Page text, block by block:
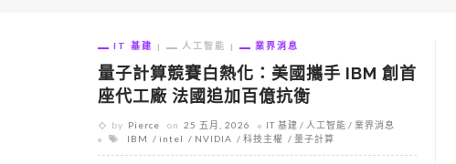
IT 基建 人工智能 業界消息
量子計算競賽白熱化：美國攜手 IBM 創首
座代工廠 法國追加百億抗衡
by Pierce on 25 五月, 2026 IT 基建 人工智能
業界消息
IBM
intel NVIDIA 科技主權 量子計算